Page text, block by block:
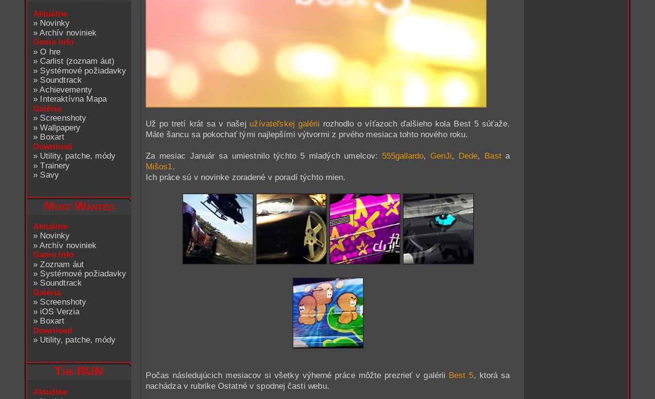
Aktuálne
» Novinky
»Archív noviniek
Game Info
»O hre
» Carlist (zoznam áut)
» Systémové požiadavky
» Soundtrack
»Achievementy
» Interaktívna Mapa
Galéria
» Screenshoty
»Wallpapery
» Boxart
Download
» Utility, patche, módy
»Trainery
» Savy
Most Wanted
Aktuálne
» Novinky
»Archív noviniek
Game Info
»Zoznam áut
» Systémové požiadavky
» Soundtrack
Galéria
» Screenshoty
» iOS Verzia
» Boxart
Download
» Utility, patche, módy
The RUN
Aktuálne
Už po tretí krát sa v našej užívateľskej galérii rozhodlo o víťazoch ďalšieho kola Best 5 súťaže.
Máte šancu sa pokochať tými najlepšími výtvormi z prvého mesiaca tohto nového roku.
Za mesiac Január sa umiestnilo týchto 5 mladých umelcov: 555gallardo, GenJi, Dede, Basta
Mišos1.
Ich práce sú v novinke zoradené v poradí týchto mien.
Počas následujúcich mesiacov si všetky výherné práce môžte prezrieť v galérii Best 5, ktorá sa
nachádza v rubrike Ostatné v spodnej časti webu.